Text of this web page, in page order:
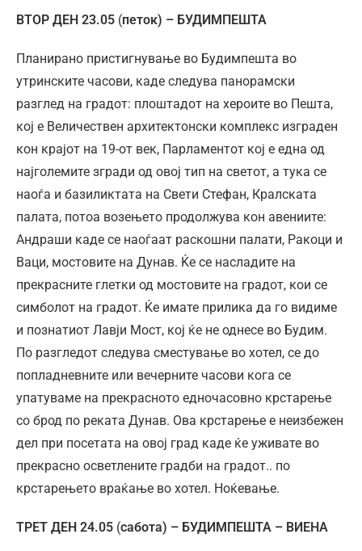
ВТОР ДЕН 23.05 (петок) – БУДИМПЕШТА
Планирано пристигнување во Будимпешта во
утринските часови, каде следува панорамски
разглед на градот: плоштадот на хероите во Пешта,
кој е Величествен архитектонски комплекс изграден
кон крајот на 19-от век, Парламентот кој е една од
најголемите згради од овој тип на светот, а тука се
наоѓа и базиликтата на Свети Стефан, Кралската
палата, потоа возењето продолжува кон авениите:
Андраши каде се наоѓаат раскошни палати, Ракоци и
Ваци, мостовите на Дунав. Ќе се насладите на
прекрасните глетки од мостовите на градот, кои се
симболот на градот. Ќе имате прилика да го видиме
и познатиот Лавји Мост, кој ќе не однесе во Будим.
По разгледот следува сместување во хотел, се до
попладневните или вечерните часови кога се
упатуваме на прекрасното едночасовно крстарење
со брод по реката Дунав. Ова крстарење е неизбежен
дел при посетата на овој град каде ќе уживате во
прекрасно осветлените градби на градот.. по
крстарењето враќање во хотел. Ноќевање.
ТРЕТ ДЕН 24.05 (сабота) – БУДИМПЕШТА – ВИЕНА